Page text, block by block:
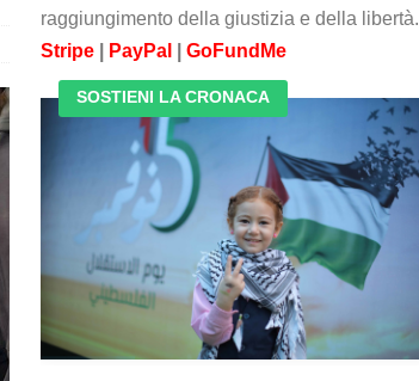
raggiungimento della giustizia e della libertà.
Stripe| PayPal GoFundMe
SOSTIENI LA CRONACA